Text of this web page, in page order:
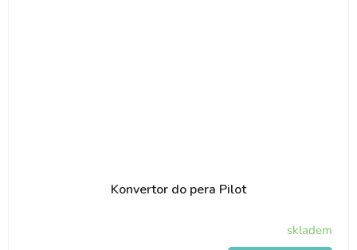
Konvertor do pera Pilot
skladem